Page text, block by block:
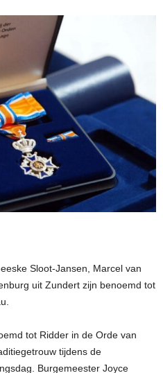
Sloot-Jansen, Marcel van
uit Zundert zijn benoemd tot
tot Ridder in de Orde van
tijdens de
Burgemeester Joyce